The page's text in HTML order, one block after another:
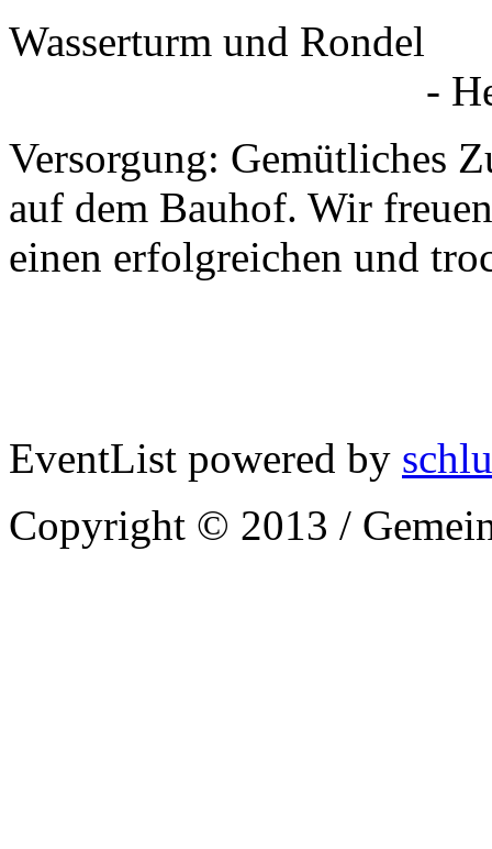
-
Versorgung: Gemütliches
auf dem Bauhof. Wir
einen erfolgreichen und
EventList powered by
Copyright © 2013 /